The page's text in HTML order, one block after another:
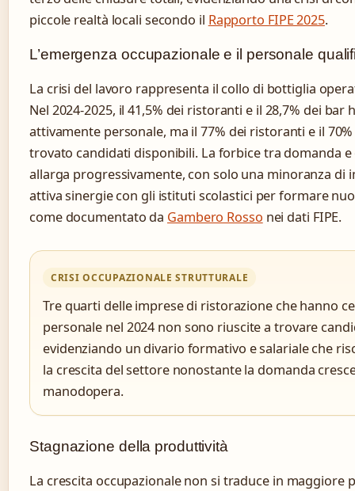
piccole realtà locali secondo il Rapporto FIPE 2025.
L’emergenza occupazionale e il personale
La crisi del lavoro rappresenta il collo di bottiglia
Nel 2024-2025, il 41,5% dei ristoranti e il 28,7% dei bar
attivamente personale, ma il 77% dei ristoranti e il
trovato candidati disponibili. La forbice tra domanda
allarga progressivamente, con solo una minoranza di
attiva sinergie con gli istituti scolastici per formare
come documentato da Gambero Rosso nei dati FIPE.
CRISI OCCUPAZIONALE STRUTTURALE
Tre quarti delle imprese di ristorazione che hanno
personale nel 2024 non sono riuscite a trovare
evidenziando un divario formativo e salariale che
la crescita del settore nonostante la domanda
manodopera.
Stagnazione della produttività
La crescita occupazionale non si traduce in maggiore